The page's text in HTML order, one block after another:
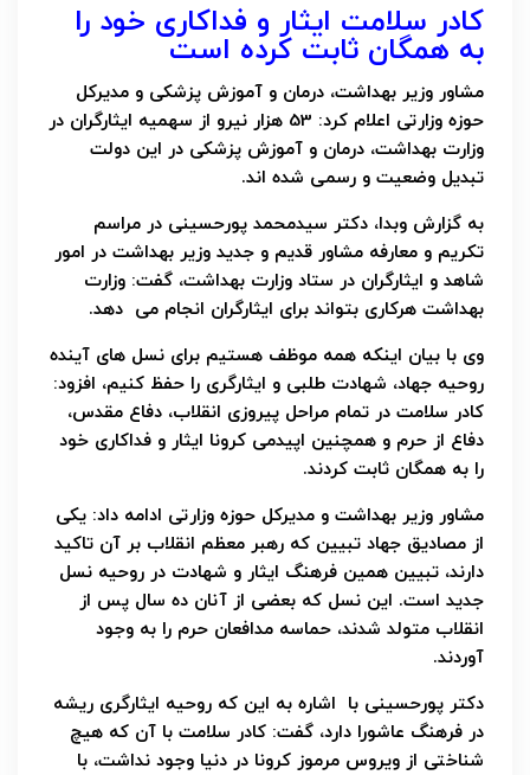
کادر سلامت ایثار و فداکاری خود را
به همگان ثابت کرده است
مشاور وزیر بهداشت، درمان و آموزش پزشکی و مدیرکل
حوزه وزارتی اعلام کرد: 53 هزار نیرو از سهمیه ایثارگران در
وزارت بهداشت، درمان و آموزش پزشکی در این دولت
تبدیل وضعیت و رسمی شده اند.
به گزارش وبدا، دکتر سیدمحمد پورحسینی در مراسم
تکریم و معارفه مشاور قدیم و جدید وزیر بهداشت در امور
شاهد و ایثارگران در ستاد وزارت بهداشت، گفت: وزارت
بهداشت هرکاری بتواند برای ایثارگران انجام می دهد.
وی با بیان اینکه همه موظف هستیم برای نسل های آینده
روحیه جهاد، شهادت طلبی و ایثارگری را حفظ کنیم، افزود:
کادر سلامت در تمام مراحل پیروزی انقلاب، دفاع مقدس،
دفاع از حرم و همچنین اپیدمی کرونا ایثار و فداکاری خود
را به همگان ثابت کردند.
مشاور وزیر بهداشت و مدیرکل حوزه وزارتی ادامه داد: یکی
از مصادیق جهاد تبیین که رهبر معظم انقلاب بر آن تاکید
دارند، تبیین همین فرهنگ ایثار و شهادت در روحیه نسل
جدید است. این نسل که بعضی از آنان ده سال پس از
انقلاب متولد شدند، حماسه مدافعان حرم را به وجود
آوردند.
دکتر پورحسینی با اشاره به این که روحیه ایثارگری ریشه
در فرهنگ عاشورا دارد، گفت: کادر سلامت با آن که هیچ
شناختی از ویروس مرموز کرونا در دنیا وجود نداشت، با